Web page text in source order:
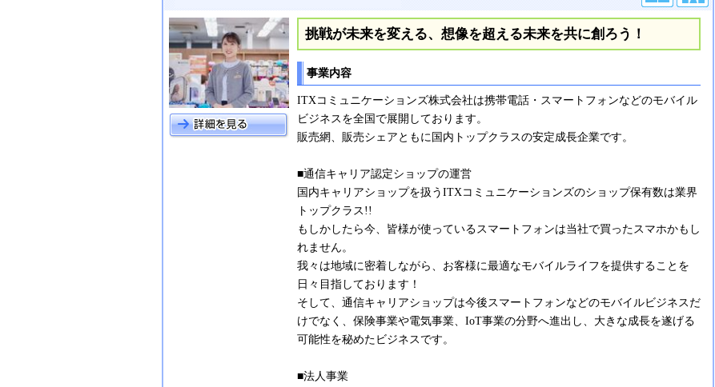
挑戦が未来を変える、想像を超える未来を共に創ろう！
事業内容
ITXコミュニケーションズ株式会社は携帯電話・スマートフォンなどのモバイル
ビジネスを全国で展開しております。
販売網、販売シェアともに国内トップクラスの安定成長企業です。
■通信キャリア認定ショップの運営
国内キャリアショップを扱うITXコミュニケーションズのショップ保有数は業界
トップクラス!!
もしかしたら今、皆様が使っているスマートフォンは当社で買ったスマホかもし
れません。
我々は地域に密着しながら、お客様に最適なモバイルライフを提供することを
日々目指しております！
そして、通信キャリアショップは今後スマートフォンなどのモバイルビジネスだ
けでなく、保険事業や電気事業、IoT事業の分野へ進出し、大きな成長を遂げる
可能性を秘めたビジネスです。
■法人事業